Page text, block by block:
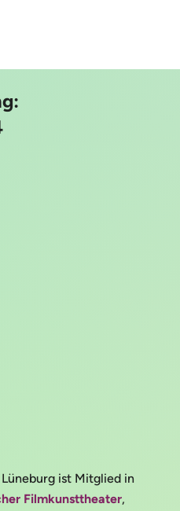
ist Mitglied in
Filmkunsttheater,